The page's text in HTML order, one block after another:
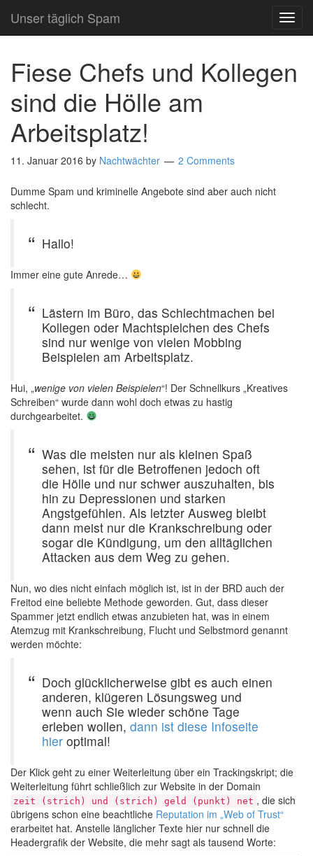
Unser täglich Spam
Fiese Chefs und Kollegen
sind die Hölle am
Arbeitsplatz!
11. Januar 2016 by Nachtwächter 2 Comments
Dumme Spam und kriminelle Angebote sind aber auch nicht
schlecht.
Hallo!
Immer eine gute Anrede…
Lästern im Büro, das Schlechtmachen bei
Kollegen oder Machtspielchen des Chefs
sind nur wenige von vielen Mobbing
Beispielen am Arbeitsplatz.
Hui, „wenige von vielen Beispielen“! Der Schnellkurs „Kreatives
Schreiben“ wurde dann wohl doch etwas zu hastig
durchgearbeitet.
Was die meisten nur als kleinen Spaß
sehen, ist für die Betroffenen jedoch oft
die Hölle und nur schwer auszuhalten, bis
hin zu Depressionen und starken
Angstgefühlen. Als letzter Ausweg bleibt
dann meist nur die Krankschreibung oder
sogar die Kündigung, um den alltäglichen
Attacken aus dem Weg zu gehen.
Nun, wo dies nicht einfach möglich ist, ist in der BRD auch der
Freitod eine beliebte Methode geworden. Gut, dass dieser
Spammer jetzt endlich etwas anzubieten hat, was in einem
Atemzug mit Krankschreibung, Flucht und Selbstmord genannt
werden möchte:
Doch glücklicherweise gibt es auch einen
anderen, klügeren Lösungsweg und
wenn auch Sie wieder schöne Tage
erleben wollen, dann ist diese Infoseite
hier optimal!
Der Klick geht zu einer Weiterleitung über ein Trackingskript; die
Weiterleitung führt schließlich zur Website in der Domain
zeit (strich) und (strich) geld (punkt) net , die sich
übrigens schon eine beachtliche Reputation im „Web of Trust“
erarbeitet hat. Anstelle länglicher Texte hier nur schnell die
Headergrafik der Website, die mehr sagt als tausend Worte: